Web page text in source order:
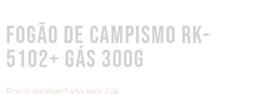
FOGÃO DE CAMPISMO RK-
5102+ GÁS 300G
Preço apresentado sem IVA